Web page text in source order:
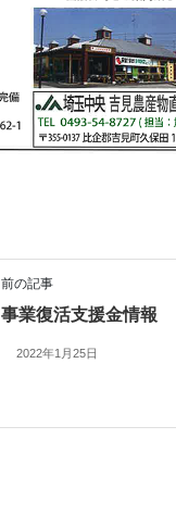
前の記事
事業復活支援金情報
2022年1月25日